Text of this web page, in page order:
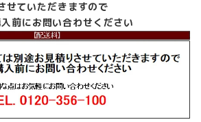
せていただきますので
前にお問い合わせください